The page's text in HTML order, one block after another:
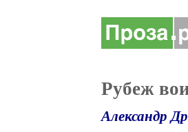
Рубеж
Александр